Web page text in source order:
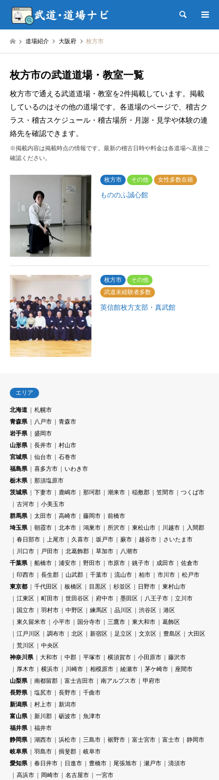
検索
道場紹介 大阪府 枚方市
枚方市の武道道場・教室一覧
枚方市で通える武道道場・教室を2件掲載しています。掲載
しているのはその他の道場です。各道場のページで、稽古ク
ラス・稽古スケジュール・稽古場所・月謝・見学や体験の連
絡先を確認できます。
※掲載内容は掲載時点の情報です。最新の稽古日時や料金は各道場へ直接ご
確認ください。
枚方市 その他 女性多数在籍
もののふ誠心館
枚方市
その他
武道未経験者多数
英信館枚方支部・真武館
エリア
北海道
札幌市
青森県
八戸市
青森市
岩手県
盛岡市
山形県
長井市
村山市
宮城県
仙台市
石巻市
福島県
喜多方市
いわき市
栃木県
那須塩原市
茨城県
下妻市 鹿嶋市 那珂郡 潮来市 稲敷郡 笠間市
つくば市
古河市
小美玉市
群馬県
太田市 高崎市 藤岡市
前橋市
埼玉県
朝霞市 北本市 鴻巣市 所沢市 東松山市 川越市
入間郡
春日部市
上尾市 久喜市 坂戸市 蕨市 越谷市
さいたま市
川口市
戸田市 北葛飾郡 草加市
八潮市
千葉県
船橋市 浦安市 野田市 市原市 銚子市 成田市
佐倉市
印西市
長生郡 山武郡 千葉市 流山市 柏市 市川市
松戸市
東京都
千代田区 板橋区 目黒区 杉並区 日野市
東村山市
江東区
町田市 世田谷区 府中市 墨田区 八王子市
立川市
国立市
羽村市 中野区 練馬区 品川区 渋谷区
港区
東久留米市
小平市 国分寺市 三鷹市 東大和市
葛飾区
江戸川区
調布市 北区 新宿区 足立区 文京区 豊島区
大田区
荒川区
中央区
神奈川県
大和市 中郡 平塚市 横須賀市 小田原市
藤沢市
厚木市
横浜市 川崎市 相模原市 綾瀬市 茅ケ崎市
座間市
山梨県
南都留郡 富士吉田市 南アルプス市
甲府市
長野県
塩尻市 長野市
千曲市
新潟県
村上市
新潟市
富山県
新川郡 砺波市
魚津市
福井県
福井市
静岡県
湖西市 浜松市 三島市 裾野市 富士宮市 富士市
静岡市
岐阜県
羽島市 揖斐郡
岐阜市
愛知県
春日井市 日進市 豊橋市 尾張旭市 瀬戸市
清須市
高浜市
岡崎市 名古屋市
一宮市